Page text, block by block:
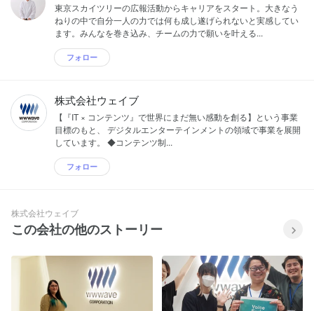
東京スカイツリーの広報活動からキャリアをスタート。大きなう
ねりの中で自分一人の力では何も成し遂げられないと実感してい
ます。みんなを巻き込み、チームの力で願いを叶える...
フォロー
株式会社ウェイブ
【『IT × コンテンツ』で世界にまだ無い感動を創る】という事業
目標のもと、 デジタルエンターテインメントの領域で事業を展開
しています。 ◆コンテンツ制...
フォロー
株式会社ウェイブ
この会社の他のストーリー